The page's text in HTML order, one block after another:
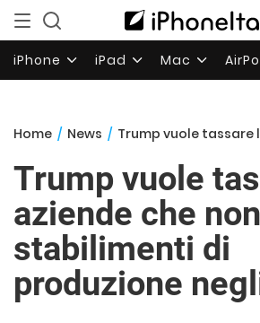
iPhone iPad Mac
Home / News / Trump vuole tassare le aziende che non
Trump vuole
aziende che
stabilimenti di
produzione